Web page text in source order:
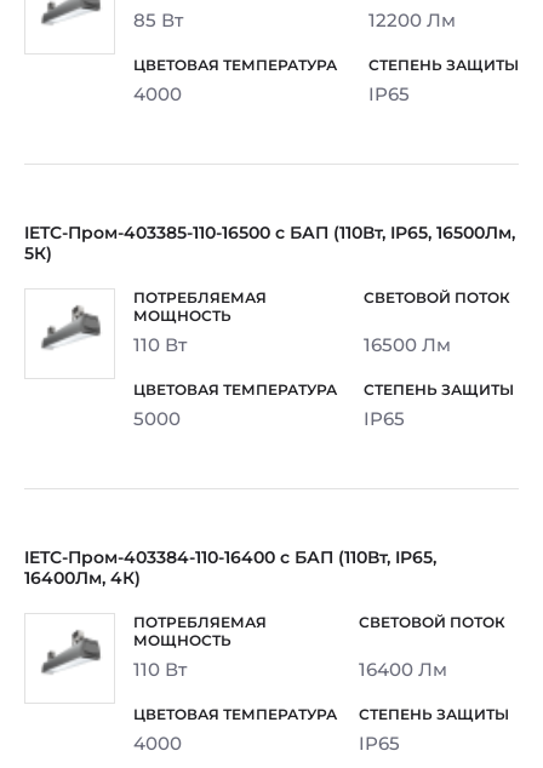
85 Вт 12200 Лм
4000 IP65
IETC-Пром-403385-110-16500 с БАП (110Вт, IP65, 16500Лм,
5К)
110 Вт 16500 Лм
5000 IP65
IETC-Пром-403384-110-16400 с БАП (110Вт, IP65,
16400Лм, 4К)
110 Вт 16400 Лм
4000 IP65